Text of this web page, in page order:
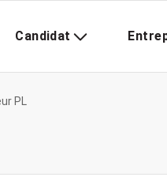
Candidat
PL